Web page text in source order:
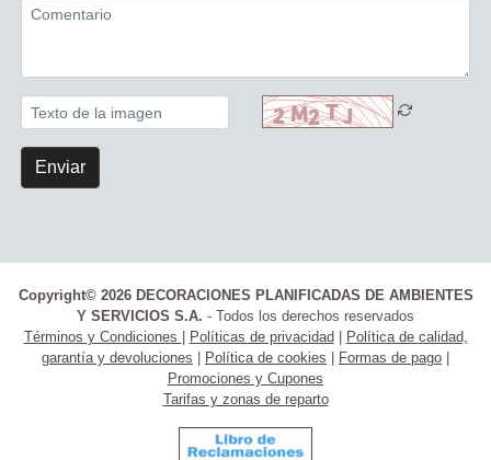
Enviar
Copyright© 2026 DECORACIONES PLANIFICADAS DE AMBIENTES
Y SERVICIOS S.A. - Todos los derechos reservados
Términos y Condiciones
Políticas de privacidad
Política de calidad,
garantía y devoluciones
Política de cookies Formas de pago
Promociones y Cupones
Tarifas y zonas de reparto